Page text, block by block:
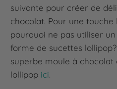
suivante pour créer de
chocolat. Pour une touche
pourquoi ne pas utiliser
forme de sucettes
superbe moule à
lollipop ici.